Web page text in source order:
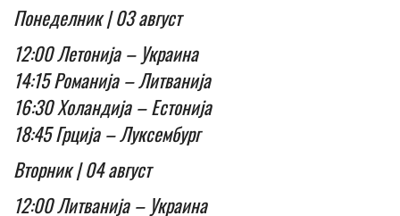
Понеделник | 03 август
12:00 Летонија – Украина
14:15 Романија – Литванија
16:30 Холандија – Естонија
18:45 Грција – Луксембург
Вторник | 04 август
12:00 Литванија – Украина